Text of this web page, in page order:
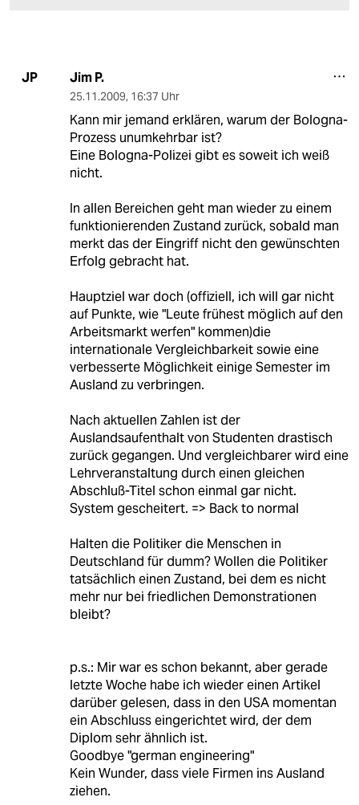
JP Jim P.
25.11.2009, 16:37 Uhr
Kann mir jemand erklären, warum der Bologna-
Prozess unumkehrbar ist?
Eine Bologna-Polizei gibt es soweit ich weiß
nicht.
In allen Bereichen geht man wieder zu einem
funktionierenden Zustand zurück, sobald man
merkt das der Eingriff nicht den gewünschten
Erfolg gebracht hat.
Hauptziel war doch (offiziell, ich will gar nicht
auf Punkte, wie "Leute frühest möglich auf den
Arbeitsmarkt werfen" kommen)die
internationale Vergleichbarkeit sowie eine
verbesserte Möglichkeit einige Semester im
Ausland zu verbringen.
Nach aktuellen Zahlen ist der
Auslandsaufenthalt von Studenten drastisch
zurück gegangen. Und vergleichbarer wird eine
Lehrveranstaltung durch einen gleichen
Abschluß-Titel schon einmal gar nicht.
System gescheitert. => Back to normal
Halten die Politiker die Menschen in
Deutschland für dumm? Wollen die Politiker
tatsächlich einen Zustand, bei dem es nicht
mehr nur bei friedlichen Demonstrationen
bleibt?
p.s.: Mir war es schon bekannt, aber gerade
letzte Woche habe ich wieder einen Artikel
darüber gelesen, dass in den USA momentan
ein Abschluss eingerichtet wird, der dem
Diplom sehr ähnlich ist.
Goodbye "german engineering"
Kein Wunder, dass viele Firmen ins Ausland
ziehen.